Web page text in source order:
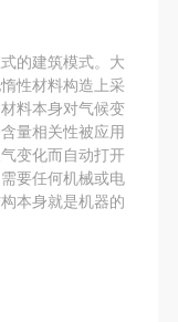
的建筑模式。大
性材料构造上采
料本身对气候变
量相关性被应用
变化而自动打开
要任何机械或电
本身就是机器的